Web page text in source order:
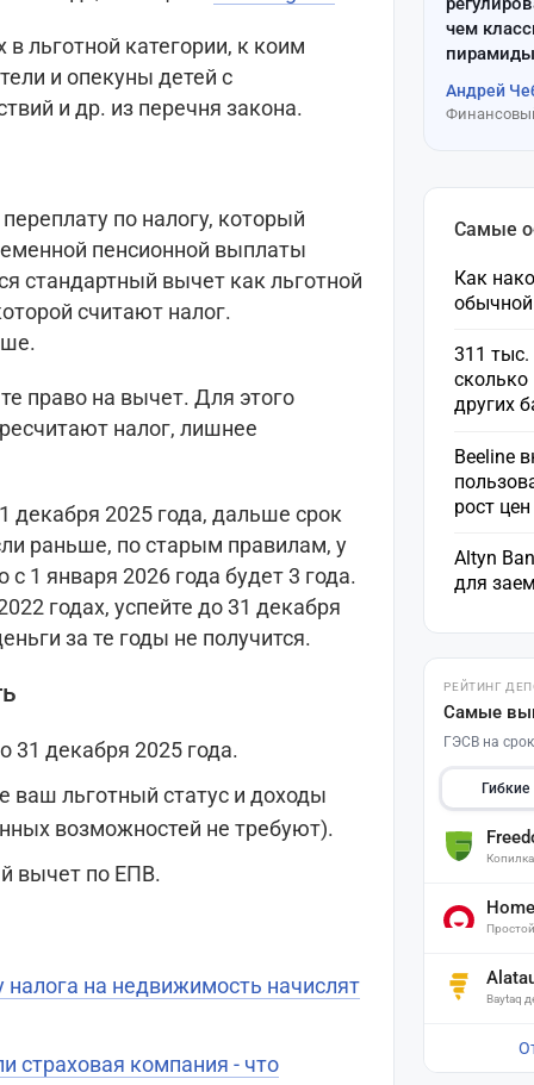
льготной категории, к коим
и опекуны детей с
и др. из перечня закона.
по налогу, который
пенсионной выплаты
стандартный вычет как льготной
считают налог.
право на вычет. Для этого
налог, лишнее
декабря 2025 года, дальше срок
раньше, по старым правилам, у
1 января 2026 года будет 3 года.
годах, успейте до 31 декабря
за те годы не получится.
декабря 2025 года.
льготный статус и доходы
возможностей не требуют).
вычет по ЕПВ.
на недвижимость начислят
компания - что
чем
Андрей
Самые
Как
311 тыс.
других
Beeline
рост
Altyn
для
РЕЙТИНГ
Самые
ГЭСВ на
Гибкие
Копилка
Baytaq